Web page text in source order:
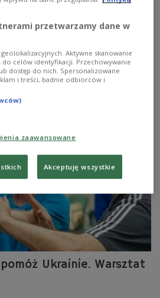
im szybciej, tym lepiej. Nie
tempie chodzimy, skoro inny
Nie słuchamy swojego
niego pełnej dyspozycyjności.
ruch to klucz do dobrostanu - o
Ogólnopolskiego
Ruchu QiFit.
Czwórka
Ukrainie. Warsztat
przetwarzamy dane w
Aktywne skanowanie
do celów identyfikacji. Przechowywanie
dostęp do nich. Spersonalizowane
i treści, badnie odbiorców i
zaawansowane
Akceptuję wszystkie